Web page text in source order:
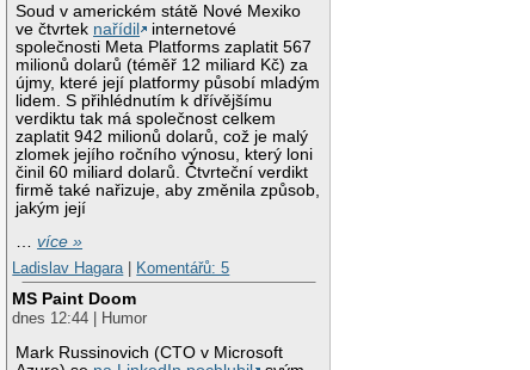
Soud v americkém státě Nové Mexiko
ve čtvrtek nařídil
internetové
společnosti Meta Platforms zaplatit 567
milionů dolarů (téměř 12 miliard Kč) za
újmy, které její platformy působí mladým
lidem. S přihlédnutím k dřívějšímu
verdiktu tak má společnost celkem
zaplatit 942 milionů dolarů, což je malý
zlomek jejího ročního výnosu, který loni
činil 60 miliard dolarů. Čtvrteční verdikt
firmě také nařizuje, aby změnila způsob,
jakým její
…více »
Ladislav Hagara
Komentářů: 5
MS Paint Doom
dnes 12:44 | Humor
Mark Russinovich (CTO v Microsoft